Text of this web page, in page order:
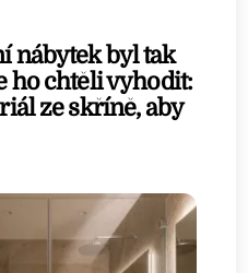
nábytek byl tak
ho chtěli vyhodit:
ze skříně, aby